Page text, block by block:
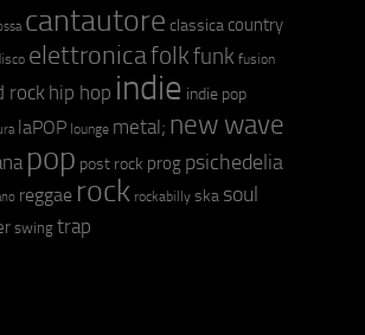
cantautore classica country
elettronicafolkfunk fusion
rock hip hop indie indie pop
laPOP lounge metal; new wave
pop post rock prog psichedelia
reggae rock rockabilly ska soul
swing trap